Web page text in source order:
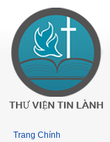
Trang Chính